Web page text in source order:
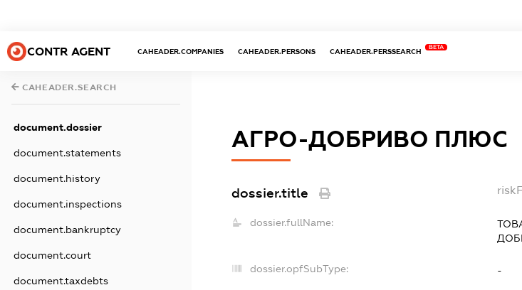
CONTR AGENT CAHEADER.COMPANIES CAHEADER.PERSONS CAHEADER.PERSSEARCH
BETA
CAHEADER.SEARCH
document.dossier
document.statements
document.history
document.inspections
document.bankruptcy
document.court
document.taxdebts
АГРО-ДОБРИВО ПЛЮС
dossier.title
dossier.fullName:
dossier.opfSubType: -